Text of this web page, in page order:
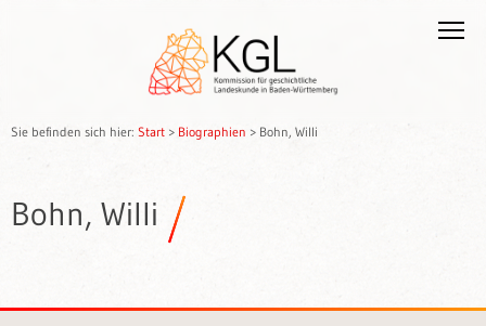
Sie befinden sich hier: Start > Biographien > Bohn, Willi
Bohn, Willi